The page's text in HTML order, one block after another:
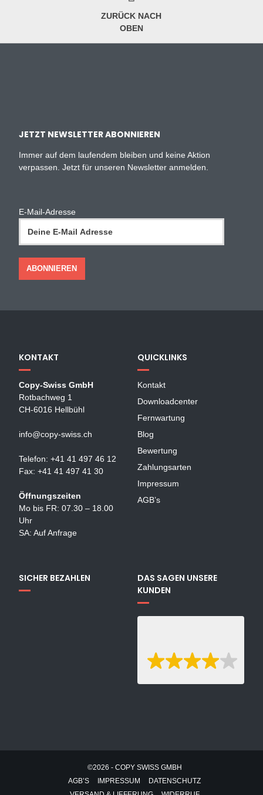
ZURÜCK NACH
OBEN
JETZT NEWSLETTER ABONNIEREN
Immer auf dem laufendem bleiben und keine Aktion
verpassen. Jetzt für unseren Newsletter anmelden.
E-Mail-Adresse
KONTAKT
Copy-Swiss GmbH
Rotbachweg 1
CH-6016 Hellbühl
info@copy-swiss.ch
Telefon: +41 41 497 46 12
Fax: +41 41 497 41 30
Öffnungszeiten
Mo bis FR: 07.30 – 18.00
Uhr
SA: Auf Anfrage
QUICKLINKS
Kontakt
Downloadcenter
Fernwartung
Blog
Bewertung
Zahlungsarten
Impressum
AGB’s
SICHER BEZAHLEN
DAS SAGEN UNSERE
KUNDEN
©2026 - COPY SWISS GMBH
AGB’S
IMPRESSUM
DATENSCHUTZ